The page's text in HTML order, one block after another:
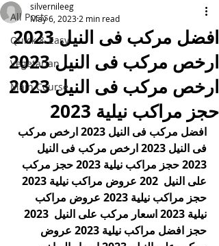
All Posts
Quick & Easy
Vegetarian
Main Course
افضل مركب فى النيل 2023
ارخص مركب فى النيل 2023
ارخص مركب فى النيل 2023
حجز مراكب نيلية 2023
silvernileeg
May 6, 2023 2 min read
افضل مركب فى النيل 2023 ارخص مركب
فى النيل 2023 ارخص مركب فى النيل
2023 حجز مراكب نيلية 2023 حجز مركب
حجز مراكب نيلية 2023 عروض مراكب
حجز افضل مراكب نيلية 2023 عروض